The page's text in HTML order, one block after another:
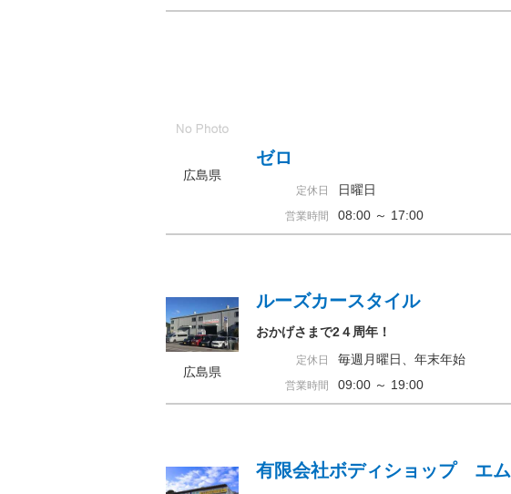
広島県
ゼロ
定休日 日曜日
営業時間 08:00 ～ 17:00
広島県
ルーズカースタイル
おかげさまで2４周年！
定休日 毎週月曜日、年末年始
営業時間 09:00 ～ 19:00
有限会社ボディショップ エム